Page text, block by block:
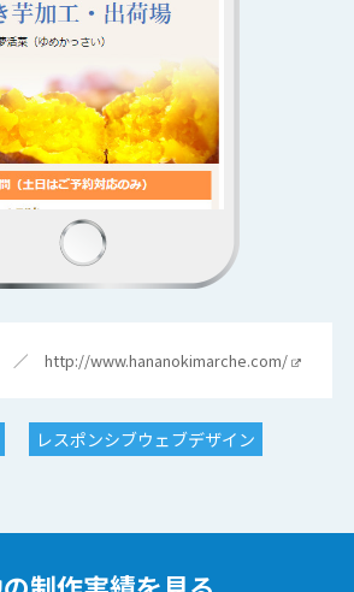
／ http://www.hananokimarche.com/
レスポンシブウェブデザイン